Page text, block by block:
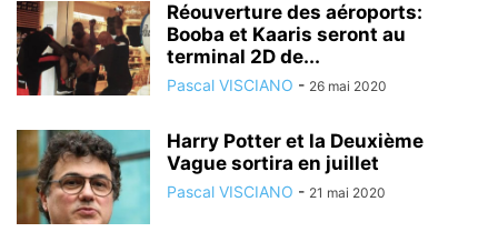
Réouverture des aéroports:
Booba et Kaaris seront au
terminal 2D de...
Pascal VISCIANO - 26 mai 2020
Harry Potter et la Deuxième
Vague sortira en juillet
Pascal VISCIANO - 21 mai 2020